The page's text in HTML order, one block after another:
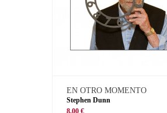
EN OTRO MOMENTO
Stephen Dunn
8,00 €